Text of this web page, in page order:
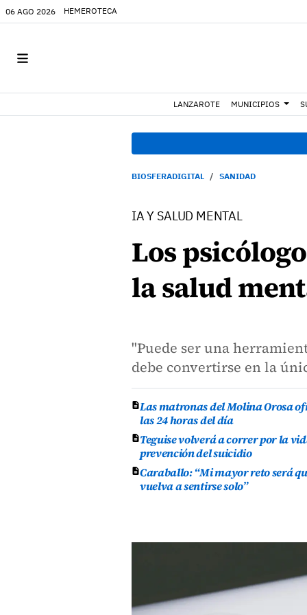
06 AGO 2026 HEMEROTECA
LANZAROTE MUNICIPIOS
BIOSFERADIGITAL SANIDAD
IA Y SALUD MENTAL
Los
la salud
"Puede ser una
debe convertirse en la
Las matronas del Molina Orosa
las 24 horas del día
Teguise volverá a correr por la
prevención del suicidio
Caraballo: “Mi mayor reto será
vuelva a sentirse solo”